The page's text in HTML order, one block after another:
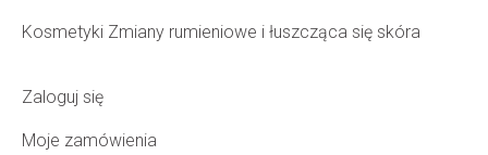
Kosmetyki Zmiany rumieniowe i łuszcząca się skóra
Zaloguj się
Moje zamówienia